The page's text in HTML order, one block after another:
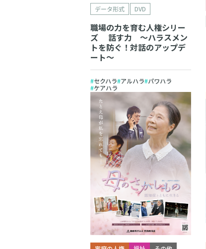
データ形式
DVD
職場の力を育む人権シリー
ズ 話す力 ～ハラスメン
トを防ぐ！対話のアップデ
ート～
セクハラ アルハラ パワハラ
ケアハラ